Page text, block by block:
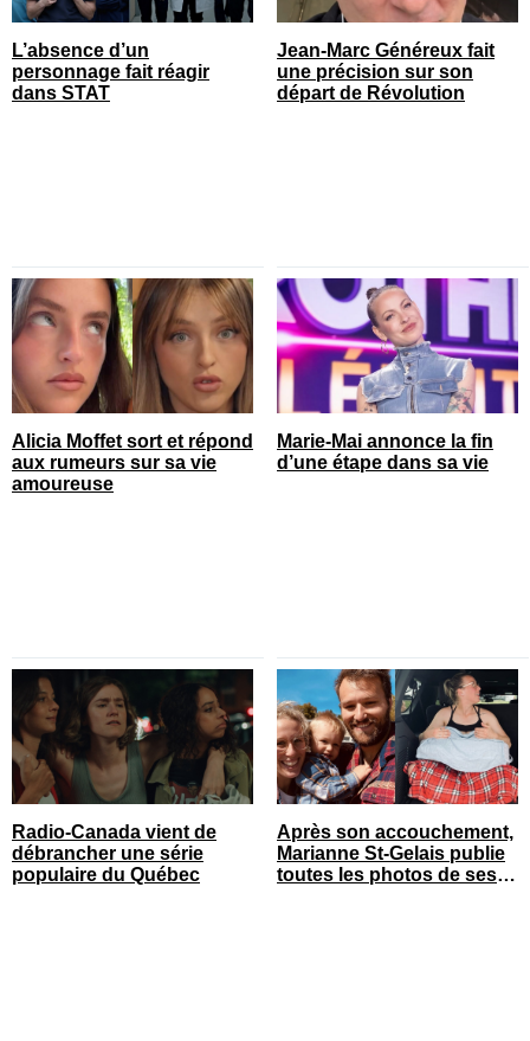
L’absence d’un
personnage fait réagir
dans STAT
Jean-Marc Généreux fait
une précision sur son
départ de Révolution
Alicia Moffet sort et répond
aux rumeurs sur sa vie
amoureuse
Marie-Mai annonce la fin
d’une étape dans sa vie
Radio-Canada vient de
débrancher une série
populaire du Québec
Après son accouchement,
Marianne St-Gelais publie
toutes les photos de ses